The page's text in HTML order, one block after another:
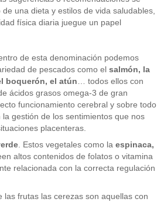
una dieta y estilos de vida saludables,
física diaria juegue un papel
de esta denominación podemos
de pescados como el salmón, la
boquerón, el atún… todos ellos con
ácidos grasos omega-3 de gran
funcionamiento cerebral y sobre todo
gestión de los sentimientos que nos
placenteras.
. Estos vegetales como la espinaca,
altos contenidos de folatos o vitamina
relacionada con la correcta regulación
las frutas las cerezas son aquellas con